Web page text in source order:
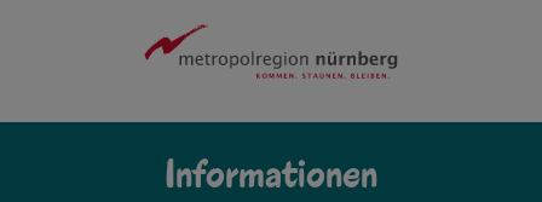
Informationen